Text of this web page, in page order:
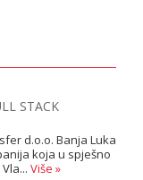
STACK
d.o.o. Banja Luka
koja u spješno
Više »